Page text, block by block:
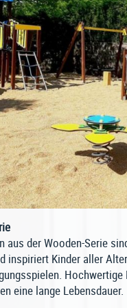
aus der Wooden-Serie
inspiriert Kinder aller
eine lange Lebensdauer.